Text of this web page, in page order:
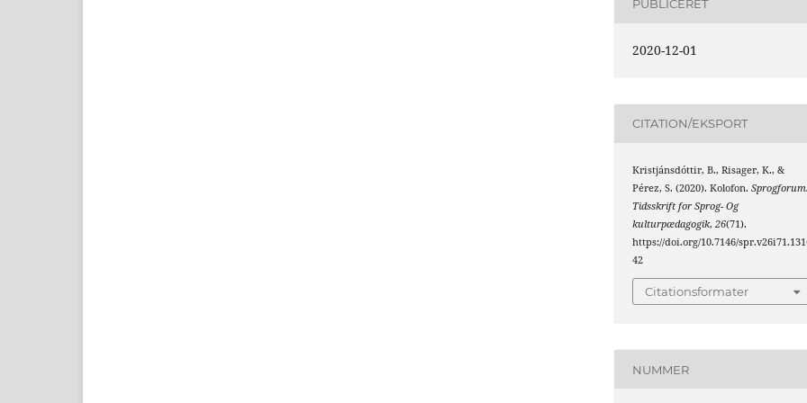
PUBLICERET
2020-12-01
CITATION/EKSPORT
Kristjánsdóttir, B., Risager, K., &
Pérez, S. (2020). Kolofon.
Tidsskrift for Sprog- Og
kulturpædagogik,26(71).
https://doi.org/10.7146/
42
Citationsformater
NUMMER